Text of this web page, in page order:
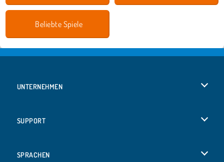
Beliebte Spiele
UNTERNEHMEN
SUPPORT
SPRACHEN